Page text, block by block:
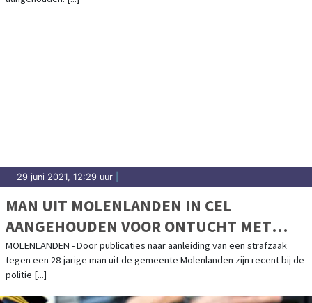
29 juni 2021, 12:29 uur
MAN UIT MOLENLANDEN IN CEL
AANGEHOUDEN VOOR ONTUCHT MET
MINDERJARIGEN
MOLENLANDEN - Door publicaties naar aanleiding van een strafzaak
tegen een 28-jarige man uit de gemeente Molenlanden zijn recent bij de
politie [...]